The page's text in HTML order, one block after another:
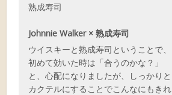
熟成寿司
Johnnie Walker × 熟成寿司
ウイスキーと熟成寿司ということで、
初めて効いた時は「合うのかな？」
と、心配になりましたが、しっかりと
カクテルにすることでこんなにもきれ